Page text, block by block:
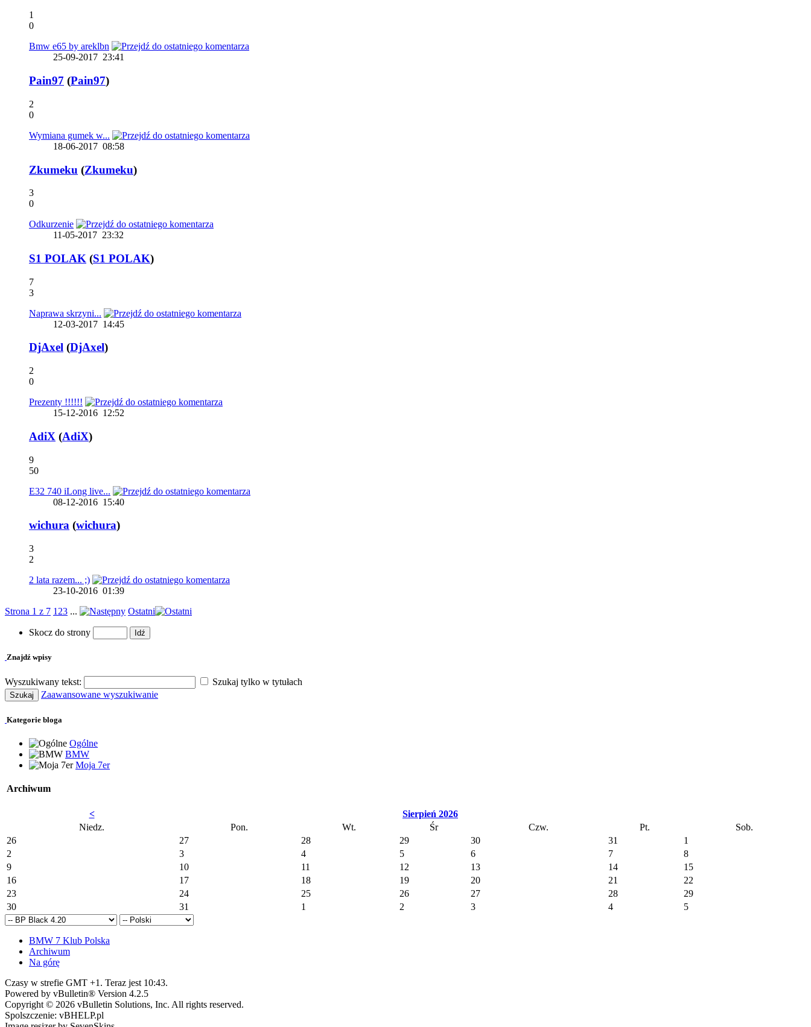
1
0
Bmw e65 by areklbn
25-09-2017 23:41
Pain97 (Pain97)
2
0
Wymiana gumek w...
18-06-2017 08:58
Zkumeku (Zkumeku)
3
0
Odkurzenie
11-05-2017 23:32
S1 POLAK (S1 POLAK)
7
3
Naprawa skrzyni...
12-03-2017 14:45
DjAxel (DjAxel)
2
0
Prezenty !!!!!!
15-12-2016 12:52
AdiX (AdiX)
9
50
E32 740 iLong live...
08-12-2016 15:40
wichura (wichura)
3
2
2 lata razem... ;)
23-10-2016 01:39
Strona 1 z 7 1 23 ... Ostatni
Skocz do strony
Znajdź wpisy
Wyszukiwany tekst:
Szukaj tylko w tytułach
Zaawansowane wyszukiwanie
Kategorie bloga
Ogólne
BMW
Moja 7er
Archiwum
<
Sierpień 2026
Niedz.
Pon. Wt. Śr Czw. Pt.
Sob.
26
27 28 29 30 31
1
2
3 4 5 6 7
8
9
10 11 12 13 14
15
16
17 18 19 20 21
22
23
24 25 26 27 28
29
30
31 1 2 3 4 5
BMW 7 Klub Polska
Archiwum
Na górę
Czasy w strefie GMT +1. Teraz jest 10:43.
Powered by vBulletin® Version 4.2.5
Copyright © 2026 vBulletin Solutions, Inc. All rights reserved.
Spolszczenie: vBHELP.pl